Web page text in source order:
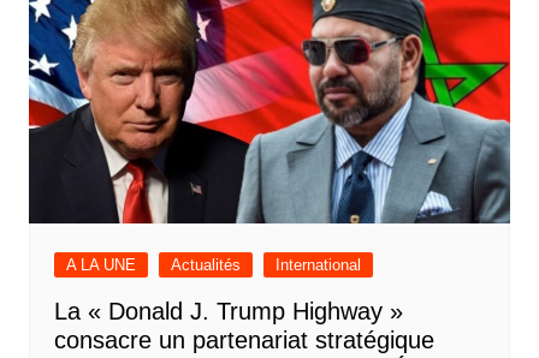
A LA UNE Actualités International
La « Donald J. Trump Highway »
consacre un partenariat stratégique